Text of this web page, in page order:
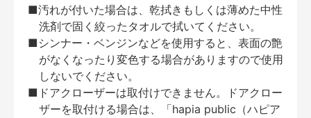
■汚れが付いた場合は、乾拭きもしくは薄めた中性
洗剤で固く絞ったタオルで拭いてください。
■シンナー・ベンジンなどを使用すると、表面の艶
がなくなったり変色する場合がありますので使用
しないでください。
■ドアクローザーは取付けできません。ドアクロー
ザーを取付ける場合は、「hapia public（ハピア